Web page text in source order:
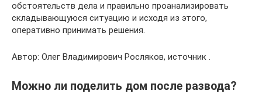
обстоятельств дела и правильно проанализировать
складывающуюся ситуацию и исходя из этого,
оперативно принимать решения.
Автор: Олег Владимирович Росляков, источник .
Можно ли поделить дом после развода?